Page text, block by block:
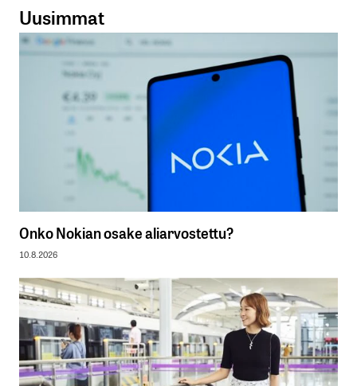
Uusimmat
Onko Nokian osake aliarvostettu?
10.8.2026